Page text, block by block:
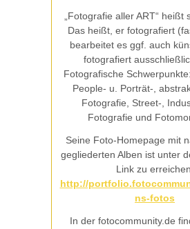
„Fotografie aller ART“ heißt
Das heißt, er fotografiert
bearbeitet es ggf. auch
fotografiert
Fotografische
People- u. Porträt-,
Fotografie, Street-,
Fotografie und
Seine Foto-Homepage mit
gegliederten Alben ist unter
Link zu
http://
ns-fotos
In der fotocommunity.de